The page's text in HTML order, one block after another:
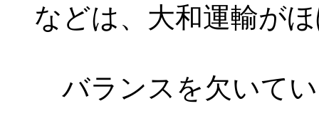
などは、大和運輸が
バランスを欠いて